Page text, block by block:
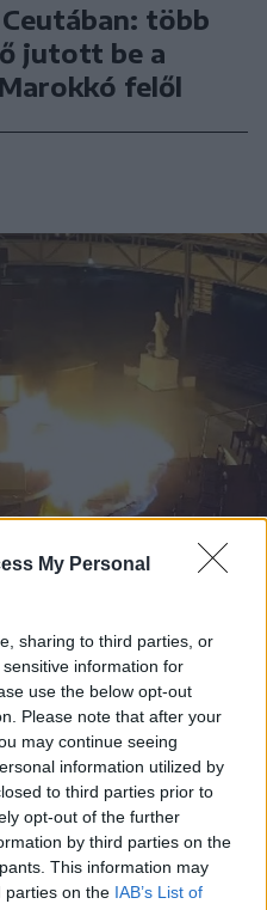
My Personal
sharing to third parties, or
information for
use the below opt-out
Please note that after your
may continue seeing
information utilized by
to third parties prior to
opt-out of the further
by third parties on the
This information may
parties on the IAB’s List of
több
jutott be a
felől
és
Mária-
rögzítette a